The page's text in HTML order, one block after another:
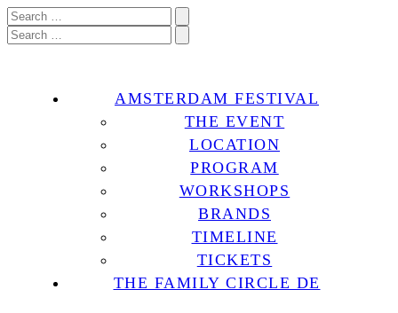
AMSTERDAM FESTIVAL
THE EVENT
LOCATION
PROGRAM
WORKSHOPS
BRANDS
TIMELINE
TICKETS
THE FAMILY CIRCLE DE